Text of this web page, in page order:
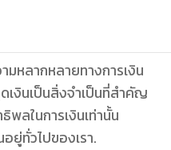
มหลากหลายทางการเงิน
เงินเป็นสิ่งจำเป็นที่สำคัญ
ลในการเงินเท่านั้น
ยู่ทั่วไปของเรา.